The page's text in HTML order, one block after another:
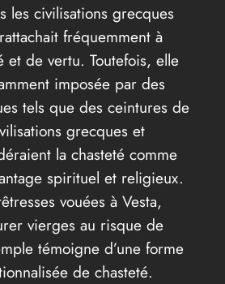
les civilisations grecques
fréquemment à
et de vertu. Toutefois, elle
imposée par des
tels que des ceintures de
grecques et
la chasteté comme
spirituel et religieux.
vouées à Vesta,
vierges au risque de
témoigne d’une forme
de chasteté.